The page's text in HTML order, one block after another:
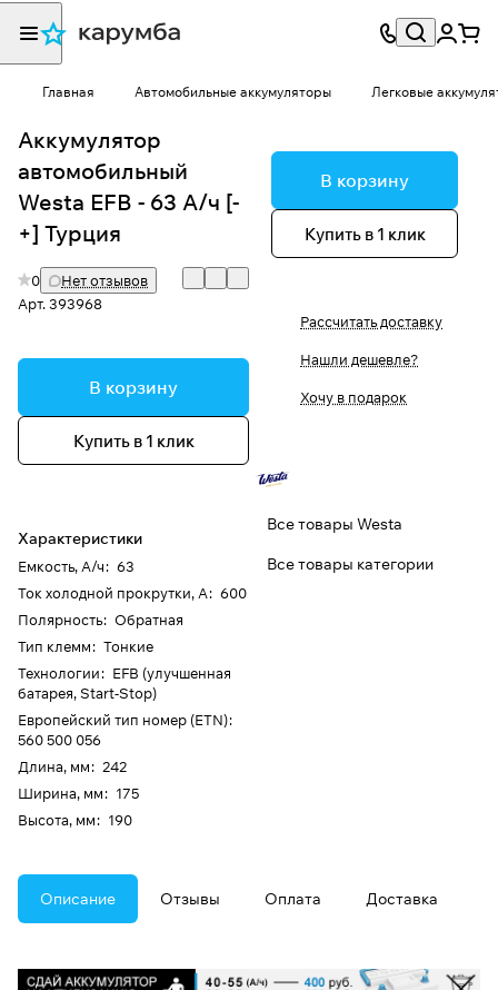
Главная Автомобильные аккумуляторы Легковые
Аккумулятор
автомобильный
Westa EFB - 63 А/ч [-
+] Турция
0
Нет отзывов
Арт.393968
В корзину
Купить в 1 клик
Характеристики
Емкость, А/ч: 63
Ток холодной прокрутки, А: 600
Полярность: Обратная
Тип клемм: Тонкие
Технологии: EFB (улучшенная
батарея, Start-Stop)
Европейский тип номер (ETN):
560 500 056
Длина, мм: 242
Ширина, мм: 175
Высота, мм: 190
В корзину
Купить в 1 клик
Рассчитать доставку
Нашли дешевле?
Хочу в подарок
Все товары Westa
Все товары категории
Описание Отзывы Оплата Доставка